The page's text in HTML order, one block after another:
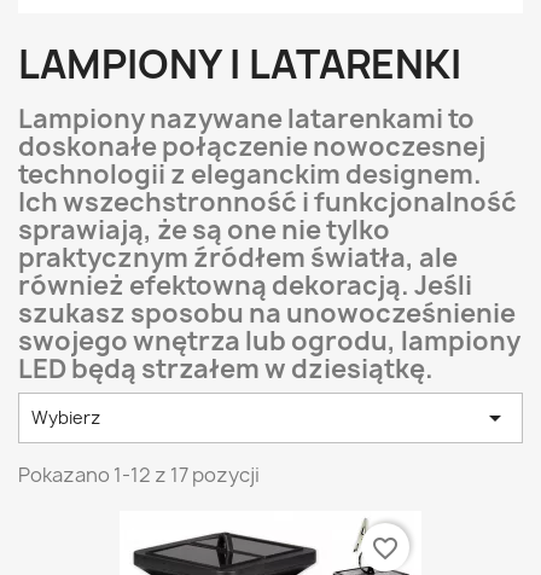
LAMPIONY I LATARENKI
Lampiony nazywane latarenkami to
doskonałe połączenie nowoczesnej
technologii z eleganckim designem.
Ich wszechstronność i funkcjonalność
sprawiają, że są one nie tylko
praktycznym źródłem światła, ale
również efektowną dekoracją. Jeśli
szukasz sposobu na unowocześnienie
swojego wnętrza lub ogrodu, lampiony
LED będą strzałem w dziesiątkę.
Wybierz 
Pokazano 1-12 z 17 pozycji
favorite_border